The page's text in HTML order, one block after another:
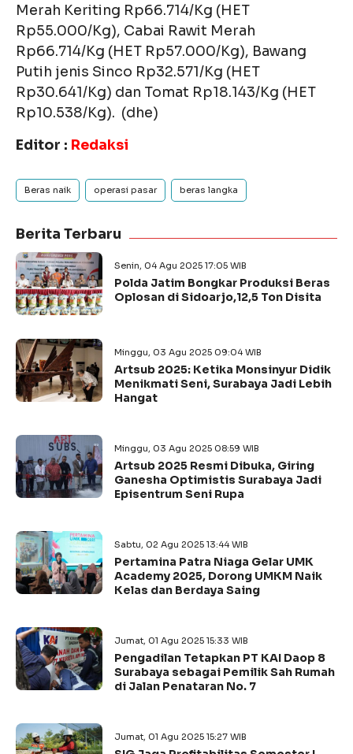
Merah Keriting Rp66.714/Kg (HET
Rp55.000/Kg), Cabai Rawit Merah
Rp66.714/Kg (HET Rp57.000/Kg), Bawang
Putih jenis Sinco Rp32.571/Kg (HET
Rp30.641/Kg) dan Tomat Rp18.143/Kg (HET
Rp10.538/Kg). (dhe)
Editor : Redaksi
Beras naik operasi pasar beras langka
Berita Terbaru
Senin, 04 Agu 2025 17:05 WIB
Polda Jatim Bongkar Produksi Beras
Oplosan di Sidoarjo,12,5 Ton Disita
Minggu, 03 Agu 2025 09:04 WIB
Artsub 2025: Ketika Monsinyur Didik
Menikmati Seni, Surabaya Jadi Lebih
Hangat
Minggu, 03 Agu 2025 08:59 WIB
Artsub 2025 Resmi Dibuka, Giring
Ganesha Optimistis Surabaya Jadi
Episentrum Seni Rupa
Sabtu, 02 Agu 2025 13:44 WIB
Pertamina Patra Niaga Gelar UMK
Academy 2025, Dorong UMKM Naik
Kelas dan Berdaya Saing
Jumat, 01 Agu 2025 15:33 WIB
Pengadilan Tetapkan PT KAI Daop 8
Surabaya sebagai Pemilik Sah Rumah
di Jalan Penataran No. 7
Jumat, 01 Agu 2025 15:27 WIB